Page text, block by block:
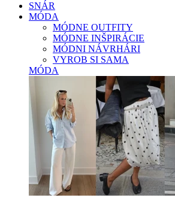
SNÁR
MÓDA
MÓDNE OUTFITY
MÓDNE INŠPIRÁCIE
MÓDNI NÁVRHÁRI
VYROB SI SAMA
MÓDA